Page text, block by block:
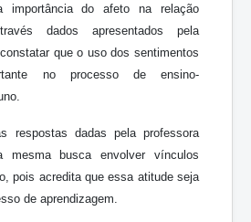
importância do afeto na relação
dados apresentados pela
que o uso dos sentimentos
no processo de ensino-
respostas dadas pela professora
mesma busca envolver vínculos
pois acredita que essa atitude seja
de aprendizagem.